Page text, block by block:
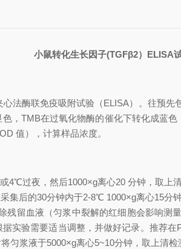
小鼠转化生长因子(TGFβ2） ELISA
法酶联免疫吸附试验（ELISA）。往预先
色，TMB在过氧化物酶的催化下转化成蓝
值），计算样品浓度。
4℃过夜，然后1000×g离心20 分钟，取
集后的30分钟内于2-8℃ 1000×g离心15
残留血液（匀浆中裂解的红细胞会影响
实验需要适当调整，并做好记录。推荐
匀浆液于5000×g离心5~10分钟，取上清检